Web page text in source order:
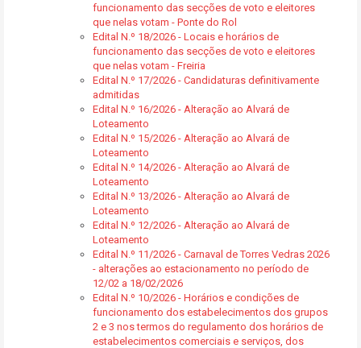
funcionamento das secções de voto e eleitores
que nelas votam - Ponte do Rol
Edital N.º 18/2026 - Locais e horários de
funcionamento das secções de voto e eleitores
que nelas votam - Freiria
Edital N.º 17/2026 - Candidaturas definitivamente
admitidas
Edital N.º 16/2026 - Alteração ao Alvará de
Loteamento
Edital N.º 15/2026 - Alteração ao Alvará de
Loteamento
Edital N.º 14/2026 - Alteração ao Alvará de
Loteamento
Edital N.º 13/2026 - Alteração ao Alvará de
Loteamento
Edital N.º 12/2026 - Alteração ao Alvará de
Loteamento
Edital N.º 11/2026 - Carnaval de Torres Vedras 2026
- alterações ao estacionamento no período de
12/02 a 18/02/2026
Edital N.º 10/2026 - Horários e condições de
funcionamento dos estabelecimentos dos grupos
2 e 3 nos termos do regulamento dos horários de
estabelecimentos comerciais e serviços, dos